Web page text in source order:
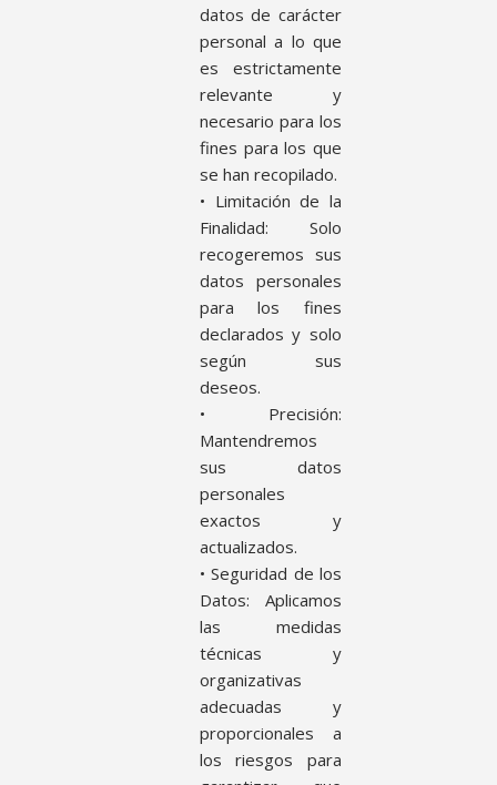
datos de carácter
personal a lo que
es estrictamente
relevante y
necesario para los
fines para los que
se han recopilado.
• Limitación de la
Finalidad: Solo
recogeremos sus
datos personales
para los fines
declarados y solo
según sus
deseos.
• Precisión:
Mantendremos
sus datos
personales
exactos y
actualizados.
• Seguridad de los
Datos: Aplicamos
las medidas
técnicas y
organizativas
adecuadas y
proporcionales a
los riesgos para